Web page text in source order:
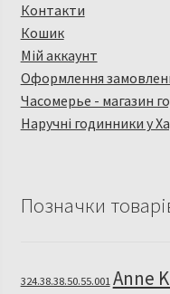
Контакти
Кошик
Мій аккаунт
Оформлення
Часомерье - магазин
Наручні годинники у
Позначки
324.38.38.50.55.001 Anne